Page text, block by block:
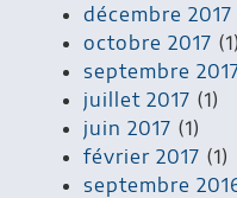
décembre 2017
octobre 2017 (1)
septembre
juillet 2017 (1)
juin 2017 (1)
février 2017 (1)
septembre